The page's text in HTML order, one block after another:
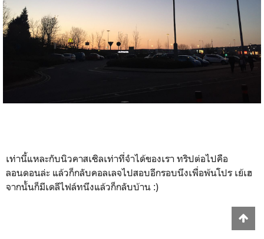
เท่านี้แหละกับนิวคาสเซิลเท่าที่จำได้ของเรา ทริปต่อไปคือ
ลอนดอนล่ะ แล้วก็กลับคอลเลจไปสอบอีกรอบนึงเพื่อพ้นโปร เย้เฮ
จากนั้นก็มีเดลีไฟล์ทนึงแล้วก็กลับบ้าน :)